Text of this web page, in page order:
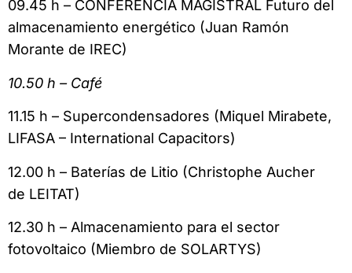
09.45 h – CONFERENCIA MAGISTRAL Futuro del
almacenamiento energético (Juan Ramón
Morante de IREC)
10.50 h – Café
11.15 h – Supercondensadores (Miquel Mirabete,
LIFASA – International Capacitors)
12.00 h – Baterías de Litio (Christophe Aucher
de LEITAT)
12.30 h – Almacenamiento para el sector
fotovoltaico (Miembro de SOLARTYS)